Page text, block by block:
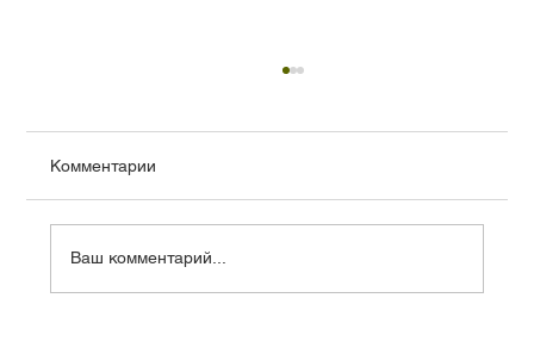
поверхности, очистке и ремонту
zamanla kirlenir, lekel
Комментарии
Ваш комментарий...